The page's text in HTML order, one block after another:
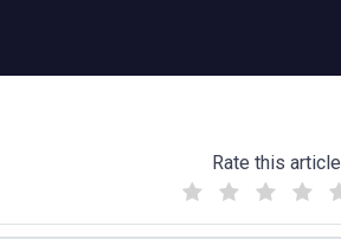
Rate this article
(
)